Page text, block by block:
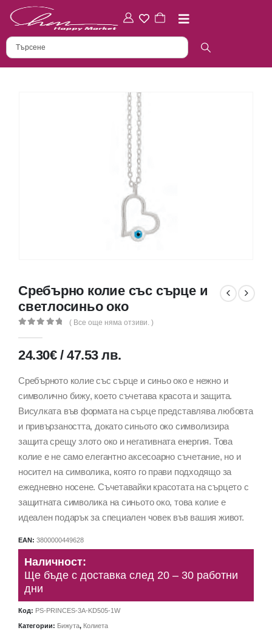
Сребърно колие със сърце и
светлосиньо око
( Все още няма отзиви. )
24.30€ /47.53лв.
Сребърното колие със сърце и синьо око е нежно и
символично бижу, което съчетава красота и защита.
Висулката във формата на сърце представлява любовта
и привързаността, докато синьото око символизира
защита срещу злото око и негативната енергия. Това
колие е не само елегантно аксесоарно съчетание, но и
носител на символика, която го прави подходящо за
ежедневно носене. Съчетавайки красотата на сърцето с
защитната символика на синьото око, това колие е
идеален подарък за специален човек във вашия живот.
EAN: 3800000449628
Наличност:
Ще бъде с доставка след 20 – 30 работни
дни
Код: PS-PRINCES-3A-KD505-1W
Категории: Бижута, Колиета